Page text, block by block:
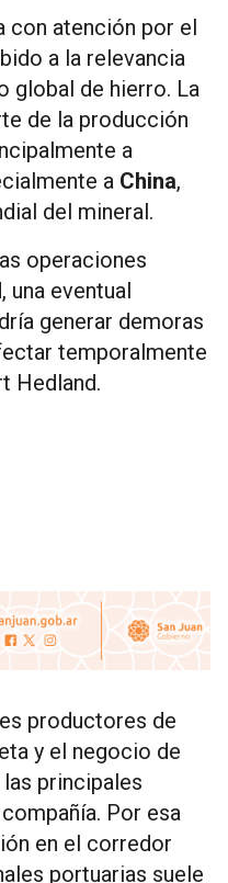
con atención por el
a la relevancia
global de hierro. La
de la producción
a
a China,
del mineral.
operaciones
una eventual
generar demoras
temporalmente
Hedland.
productores de
y el negocio de
principales
Por esa
en el corredor
portuarias suele